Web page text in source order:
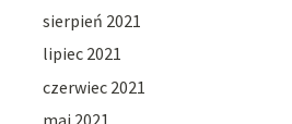
sierpień 2021
lipiec 2021
czerwiec 2021